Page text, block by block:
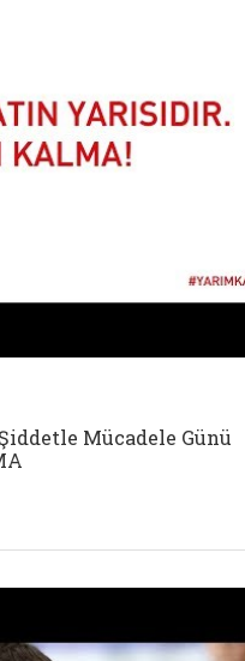
Mücadele Günü